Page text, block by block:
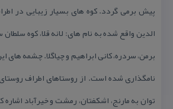
پیش برمی گردد. كوه های بسیار زیبایی در
الدین واقع شده به نام های: لانه قلا، كوه سلطان
برمن، سردره، كانی ابراهیم و چیاگلا. چشمه های
نامگذاری شده است. از روستاهای اطراف
توان به مارنج، اشكفتان، رمشت و خیرآباد اشاره